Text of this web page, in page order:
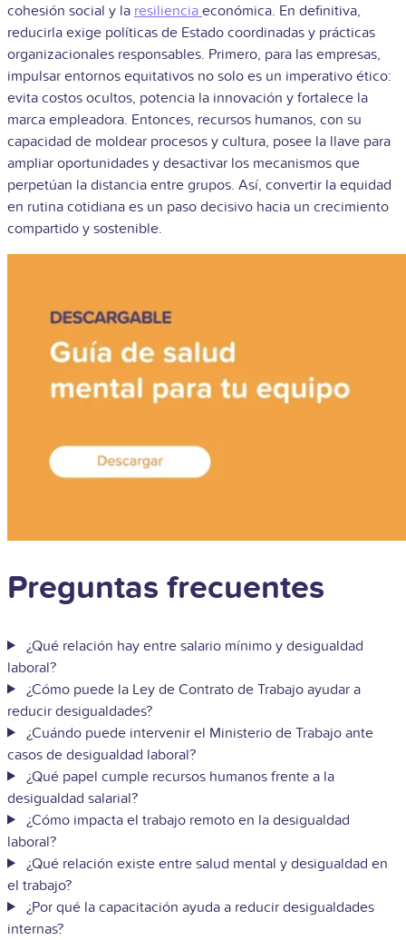
cohesión social y la resiliencia económica. En definitiva,
reducirla exige políticas de Estado coordinadas y prácticas
organizacionales responsables. Primero, para las empresas,
impulsar entornos equitativos no solo es un imperativo ético:
evita costos ocultos, potencia la innovación y fortalece la
marca empleadora. Entonces, recursos humanos, con su
capacidad de moldear procesos y cultura, posee la llave para
ampliar oportunidades y desactivar los mecanismos que
perpetúan la distancia entre grupos. Así, convertir la equidad
en rutina cotidiana es un paso decisivo hacia un crecimiento
compartido y sostenible.
Preguntas frecuentes
¿Qué relación hay entre salario mínimo y desigualdad
laboral?
¿Cómo puede la Ley de Contrato de Trabajo ayudar a
reducir desigualdades?
¿Cuándo puede intervenir el Ministerio de Trabajo ante
casos de desigualdad laboral?
¿Qué papel cumple recursos humanos frente a la
desigualdad salarial?
¿Cómo impacta el trabajo remoto en la desigualdad
laboral?
¿Qué relación existe entre salud mental y desigualdad en
el trabajo?
¿Por qué la capacitación ayuda a reducir desigualdades
internas?